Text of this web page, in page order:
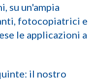
su un'ampia
fotocopiatrici e
le applicazioni a
il nostro